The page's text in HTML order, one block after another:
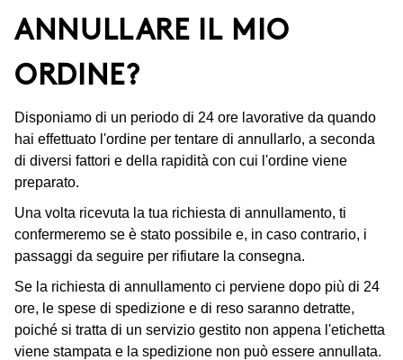
ANNULLARE IL MIO
ORDINE?
Disponiamo di un periodo di 24 ore lavorative da quando
hai effettuato l'ordine per tentare di annullarlo, a seconda
di diversi fattori e della rapidità con cui l'ordine viene
preparato.
Una volta ricevuta la tua richiesta di annullamento, ti
confermeremo se è stato possibile e, in caso contrario, i
passaggi da seguire per rifiutare la consegna.
Se la richiesta di annullamento ci perviene dopo più di 24
ore, le spese di spedizione e di reso saranno detratte,
poiché si tratta di un servizio gestito non appena l'etichetta
viene stampata e la spedizione non può essere annullata.